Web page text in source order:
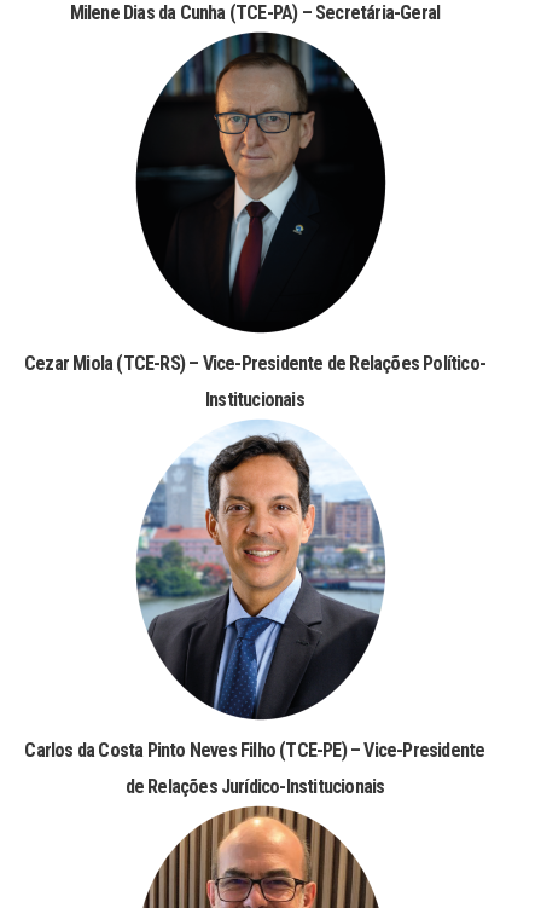
Milene Dias da Cunha (TCE-PA) – Secretária-Geral
Cezar Miola (TCE-RS) – Vice-Presidente de Relações Político-
Institucionais
Carlos da Costa Pinto Neves Filho (TCE-PE) – Vice-Presidente
de Relações Jurídico-Institucionais